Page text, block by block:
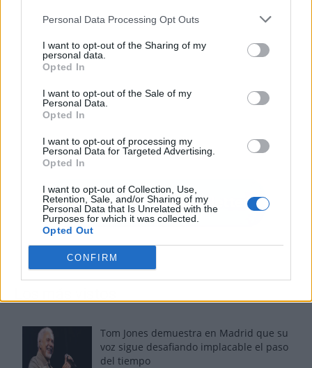
Personal Data Processing Opt Outs
I want to opt-out of the Sharing of my
personal data.
Opted In
I want to opt-out of the Sale of my
Personal Data.
Opted In
I want to opt-out of processing my
Personal Data for Targeted Advertising.
Opted In
I want to opt-out of Collection, Use,
Retention, Sale, and/or Sharing of my
Personal Data that Is Unrelated with the
Purposes for which it was collected.
Opted Out
CONFIRM
Tom Jones demuestra en Madrid que su
voz sigue desafiando implacable el paso
del tiempo